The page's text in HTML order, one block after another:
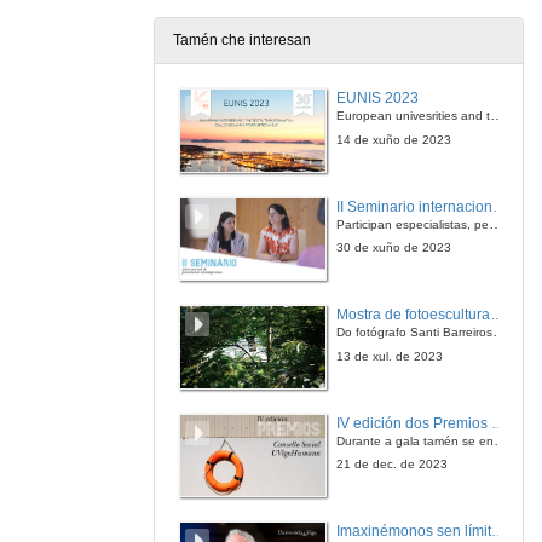
Visión da docencia dende os centros universitarios
27 de xuño de 2015
27 de xuño de 2015
27 de xuño de 2015
Tamén che interesan
EUNIS 2023
European univesrities and the digital transformation: challenges and opportunities ahead
14 de xuño de 2023
Participan especialistas, pensadores e pensadoras que traballan desde hai anos sobre temas de pensamento contemporáneo en universidades de Estados Unidos, Reino Unido, Canadá, México e España.
30 de xuño de 2023
Mostra de fotoesculturas Overtraz
Do fotógrafo Santi Barreiros e o escultor Nito Contreras.
13 de xul. de 2023
Durante a gala tamén se entregaron os galardóns aos mellores TFG e TFM en materia de Axenda 2030
21 de dec. de 2023
Imaxinémonos sen límites. Cátedras Telefónica